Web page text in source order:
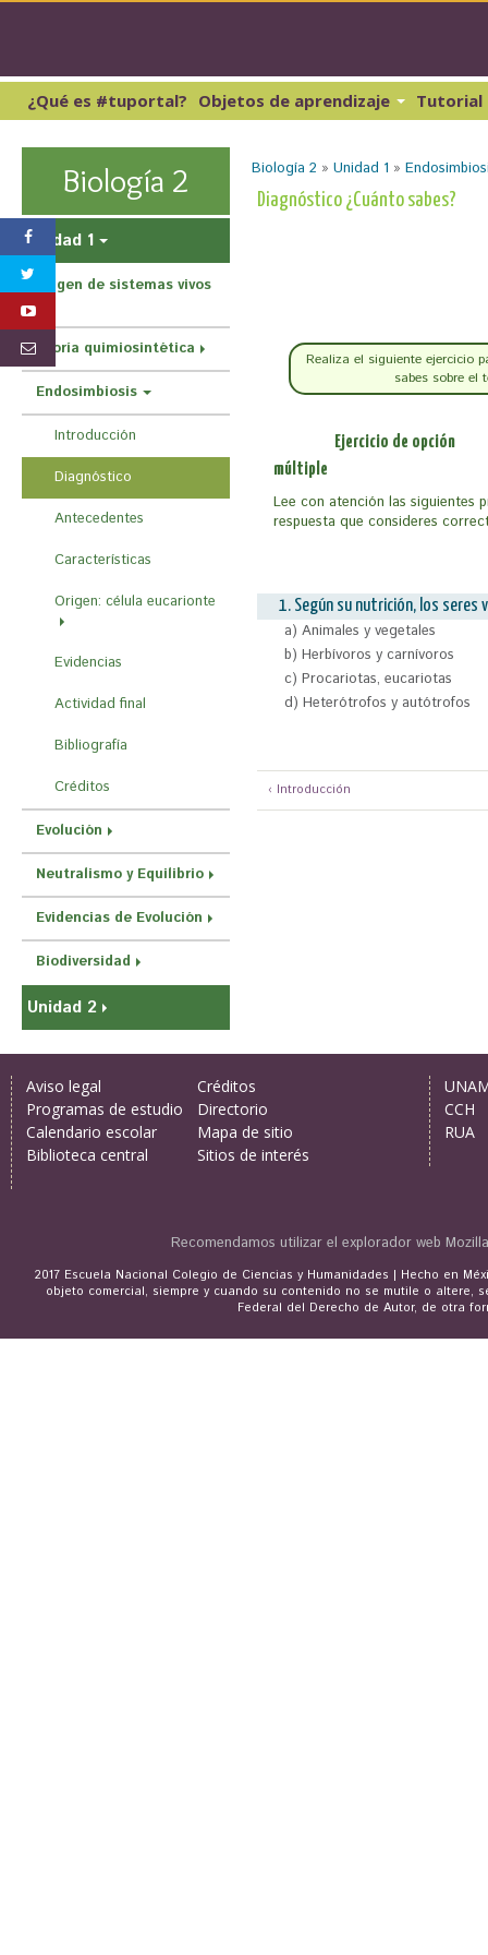
¿Qué es #tuportal? Objetos de aprendizaje
Lectura y Redacción 2
Lectura y Redacción 3
Lectura y Redacción 4
Inglés 1
Matemáticas 1
Matemáticas 2
Tutorial
S
Biología 2 »Unidad 1 »
Diagnóstico ¿Cuánto sabes?
Realiza el siguiente ejercicio
sabes sobre el
Ejercicio de opción
múltiple
Lee con atención las siguientes
respuesta que consideres
1. Según su nutrición, los seres
a) Animales y vegetales
b) Herbívoros y carnívoros
c) Procariotas, eucariotas
d) Heterótrofos y autótrofos
‹ Introducción
Biología 2
Unidad 1
Origen de sistemas vivos
Teoría quimiosintética
Endosimbiosis
Introducción
Diagnóstico
Antecedentes
Características
Origen: célula eucarionte
Evidencias
Actividad final
Bibliografía
Créditos
Evolución
Neutralismo y Equilibrio
Evidencias de Evolución
Biodiversidad
Unidad 2
Aviso legal
Programas de estudio
Calendario escolar
Biblioteca central
Créditos
Directorio
Mapa de sitio
Sitios de interés
CCH
RUA
Recomendamos utilizar el explorador web
2017 Escuela Nacional Colegio de Ciencias y Humanidades | Hecho en
objeto comercial, siempre y cuando su contenido no se mutile o altere,
Federal del Derecho de Autor, de otra